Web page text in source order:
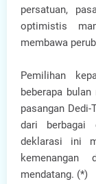
persatuan,
optimistis
membawa
Pemilihan
beberapa
pasangan
dari berbagai
deklarasi ini
mendatang. (*)